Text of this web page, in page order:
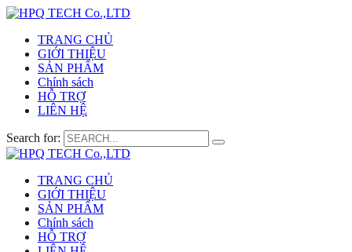
TRANG CHỦ
GIỚI THIỆU
SẢN PHẨM
Chính sách
HỖ TRỢ
LIÊN HỆ
Search for:
TRANG CHỦ
GIỚI THIỆU
SẢN PHẨM
Chính sách
HỖ TRỢ